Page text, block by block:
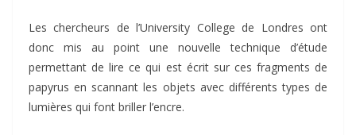
Les chercheurs de l’University College de Londres ont
donc mis au point une nouvelle technique d’étude
permettant de lire ce qui est écrit sur ces fragments de
papyrus en scannant les objets avec différents types de
lumières qui font briller l’encre.